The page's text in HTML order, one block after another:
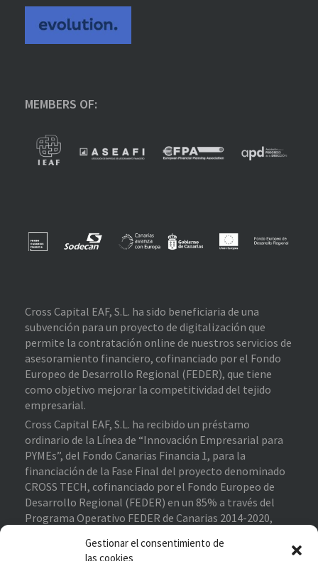
Gestionar el consentimiento de
las cookies
MEMBERS OF:
Cross Capital EAF, S.L. ha sido beneficiaria de una
subvención para un proyecto de digitalización que
permite la contratación online de nuestros servicios de
asesoramiento financiero, cofinanciado por el Fondo
Europeo de Desarrollo Regional (FEDER), que tiene
como objetivo mejorar la competitividad del tejido
empresarial.
Cross Capital EAF, S.L. ha recibido un préstamo
ordinario de la Línea de “Innovación Empresarial para
PYMEs”, del Fondo Canarias Financia 1, para la
financiación de la Fase Final del proyecto denominado
CROSS TECH, cofinanciado por el Fondo Europeo de
Desarrollo Regional (FEDER) en un 85% a través del
Programa Operativo FEDER de Canarias 2014-2020,
prioritario 1 “Potenciar la investigación, el desarrollo